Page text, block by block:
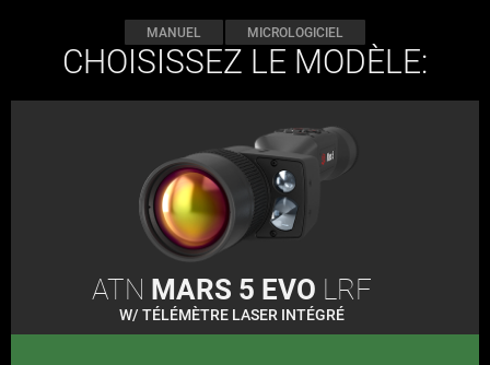
MANUEL MICROLOGICIEL
CHOISISSEZ LE MODÈLE:
ATN MARS 5 EVO LRF
W/ TÉLÉMÈTRE LASER INTÉGRÉ